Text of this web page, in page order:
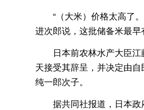
“（大米）价格太高了
进次郎说，这批储备米最早
日本前农林水产大臣
天接受其辞呈，并决定由
纯一郎次子。
据共同社报道，日本